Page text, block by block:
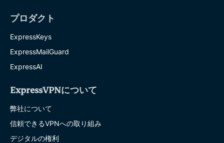
プロダクト
ExpressKeys
ExpressMailGuard
ExpressAI
ExpressVPNについて
弊社について
信頼できるVPNへの取り組み
デジタルの権利